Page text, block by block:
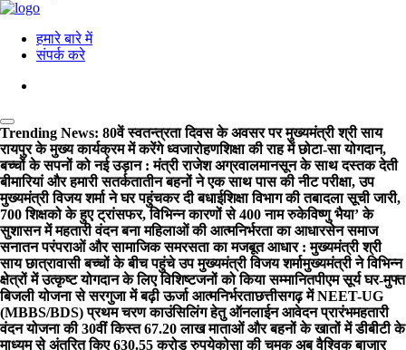
हमारे बारे में
संपर्क करे
Trending News: 80वें स्वतन्त्रता दिवस के अवसर पर मुख्यमंत्री श्री साय
रायपुर के मुख्य कार्यक्रम में करेंगे ध्वजारोहणशिक्षा की राह में छोटा-सा योगदान,
बच्चों के सपनों को नई उड़ान : मंत्री राजेश अग्रवालमानसून के साथ दस्तक देती
बीमारियां और हमारी सतर्कतातीन बहनों ने एक साथ पास की नीट परीक्षा, उप
मुख्यमंत्री विजय शर्मा ने घर पहुंचकर दी बधाईशिक्षा विभाग की तबादला सूची जारी,
700 शिक्षको के हुए ट्रांसफर, विभिन्न कारणों से 400 नाम रुकेविष्णु भैया’ के
सुशासन में महतारी वंदन बना महिलाओं की आत्मनिर्भरता का आधारसेन समाज
सनातन परंपराओं और सामाजिक समरसता का मजबूत आधार : मुख्यमंत्री श्री
सायछात्रावासी बच्चों के बीच पहुंचे उप मुख्यमंत्री विजय शर्मामुख्यमंत्री ने विभिन्न
क्षेत्रों में उत्कृष्ट योगदान के लिए विशिष्टजनों को किया सम्मानितपीएम सूर्य घर-मुफ्त
बिजली योजना से सरगुजा में बढ़ी ऊर्जा आत्मनिर्भरताछत्तीसगढ़ में NEET-UG
(MBBS/BDS) प्रथम चरण काउंसिलिंग हेतु ऑनलाईन आवेदन प्रारंभमहतारी
वंदन योजना की 30वीं किस्त 67.20 लाख माताओं और बहनों के खातों में डीबीटी के
माध्यम से अंतरित किए 630.55 करोड़ रुपयेकोसा की चमक अब वैश्विक बाजार